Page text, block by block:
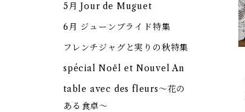
5月 Jour de Muguet
6月 ジューンブライド特集
フレンチジャグと実りの秋特集
spécial Noël et Nouvel An
table avec des fleurs～花の
ある食卓～